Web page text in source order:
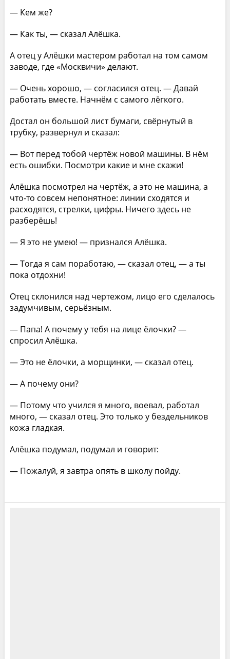
— Кем же?
— Как ты, — сказал Алёшка.
А отец у Алёшки мастером работал на том самом
заводе, где «Москвичи» делают.
— Очень хорошо, — согласился отец. — Давай
работать вместе. Начнём с самого лёгкого.
Достал он большой лист бумаги, свёрнутый в
трубку, развернул и сказал:
— Вот перед тобой чертёж новой машины. В нём
есть ошибки. Посмотри какие и мне скажи!
Алёшка посмотрел на чертёж, а это не машина, а
что-то совсем непонятное: линии сходятся и
расходятся, стрелки, цифры. Ничего здесь не
разберёшь!
— Я это не умею! — признался Алёшка.
— Тогда я сам поработаю, — сказал отец, — а ты
пока отдохни!
Отец склонился над чертежом, лицо его сделалось
задумчивым, серьёзным.
— Папа! А почему у тебя на лице ёлочки? —
спросил Алёшка.
— Это не ёлочки, а морщинки, — сказал отец.
— А почему они?
— Потому что учился я много, воевал, работал
много, — сказал отец. Это только у бездельников
кожа гладкая.
Алёшка подумал, подумал и говорит:
— Пожалуй, я завтра опять в школу пойду.